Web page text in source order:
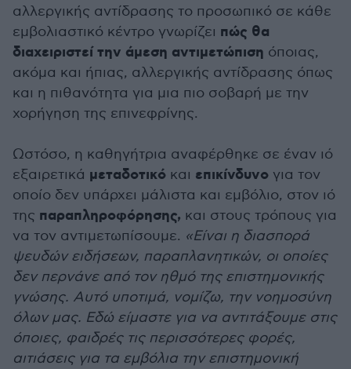
αλλεργικής αντίδρασης το προσωπικό σε κάθε
εμβολιαστικό κέντρο γνωρίζει πώς θα
διαχειριστεί την άμεση αντιμετώπιση όποιας,
ακόμα και ήπιας, αλλεργικής αντίδρασης όπως
και η πιθανότητα για μια πιο σοβαρή με την
χορήγηση της επινεφρίνης.
Ωστόσο, η καθηγήτρια αναφέρθηκε σε έναν ιό
εξαιρετικά μεταδοτικό και επικίνδυνο για τον
οποίο δεν υπάρχει μάλιστα και εμβόλιο, στον ιό
της παραπληροφόρησης, και στους τρόπους για
να τον αντιμετωπίσουμε. «Είναι η διασπορά
ψευδών ειδήσεων, παραπλανητικών, οι οποίες
δεν περνάνε από τον ηθμό της επιστημονικής
γνώσης. Αυτό υποτιμά, νομίζω, την νοημοσύνη
όλων μας. Εδώ είμαστε για να αντιτάξουμε στις
όποιες, φαιδρές τις περισσότερες φορές,
αιτιάσεις για τα εμβόλια την επιστημονική